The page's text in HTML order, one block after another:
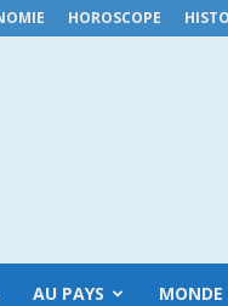
HOROSCOPE
AU PAYS MONDE